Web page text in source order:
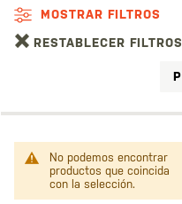
MOSTRAR FILTROS
RESTABLECER FILTROS
No podemos encontrar
productos que coincida
con la selección.